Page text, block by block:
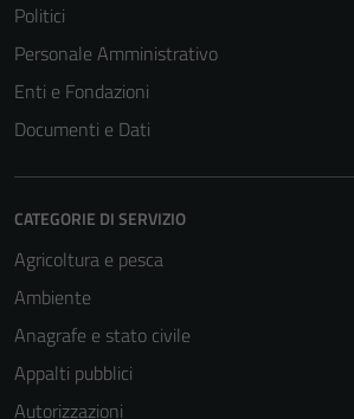
Politici
Personale Amministrativo
Enti e Fondazioni
Documenti e Dati
CATEGORIE DI SERVIZIO
Agricoltura e pesca
Ambiente
Anagrafe e stato civile
Appalti pubblici
Autorizzazioni